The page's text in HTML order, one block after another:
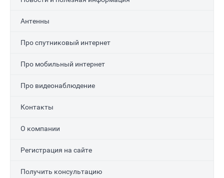
Антенны
Про спутниковый интернет
Про мобильный интернет
Про видеонаблюдение
Контакты
О компании
Регистрация на сайте
Получить консультацию